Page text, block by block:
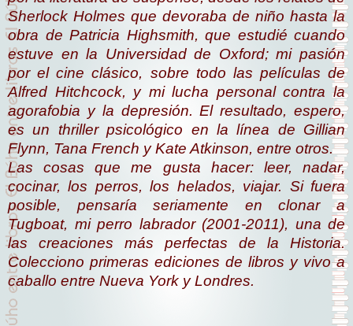
Sherlock Holmes que devoraba de niño hasta la
obra de Patricia Highsmith, que estudié cuando
estuve en la Universidad de Oxford; mi pasión
por el cine clásico, sobre todo las películas de
Alfred Hitchcock, y mi lucha personal contra la
agorafobia y la depresión. El resultado, espero,
es un thrillerpsicológico en la línea de Gillian
Flynn, Tana French y Kate Atkinson, entre otros.
Las cosas que me gusta hacer: leer, nadar,
cocinar, los perros, los helados, viajar. Si fuera
posible, pensaría seriamente en clonar a
Tugboat, mi perro labrador (2001-2011), una de
las creaciones más perfectas de la Historia.
Colecciono primeras ediciones de libros y vivo a
caballo entre Nueva York y Londres.